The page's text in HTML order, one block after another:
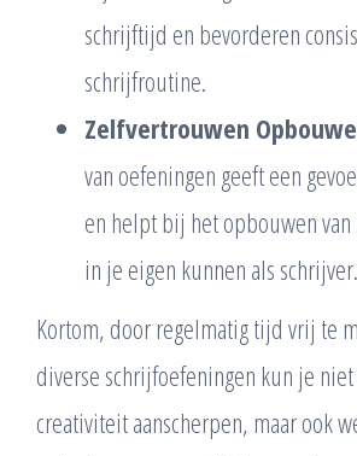
schrijftijd en bevorderen
schrijfroutine.
Zelfvertrouwen
van oefeningen geeft een
en helpt bij het opbouwen
in je eigen kunnen als schrijver.
Kortom, door regelmatig tijd vrij te
diverse schrijfoefeningen kun je
creativiteit aanscherpen, maar ook